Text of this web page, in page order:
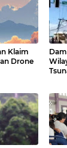
Klaim
Drone